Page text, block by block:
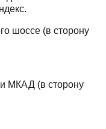
шоссе (в сторону
МКАД (в сторону